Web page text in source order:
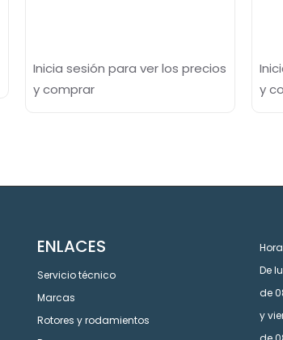
Inicia sesión para ver los precios
y comprar
y
ENLACES
Servicio técnico
Marcas
Rotores y rodamientos
De
de
y